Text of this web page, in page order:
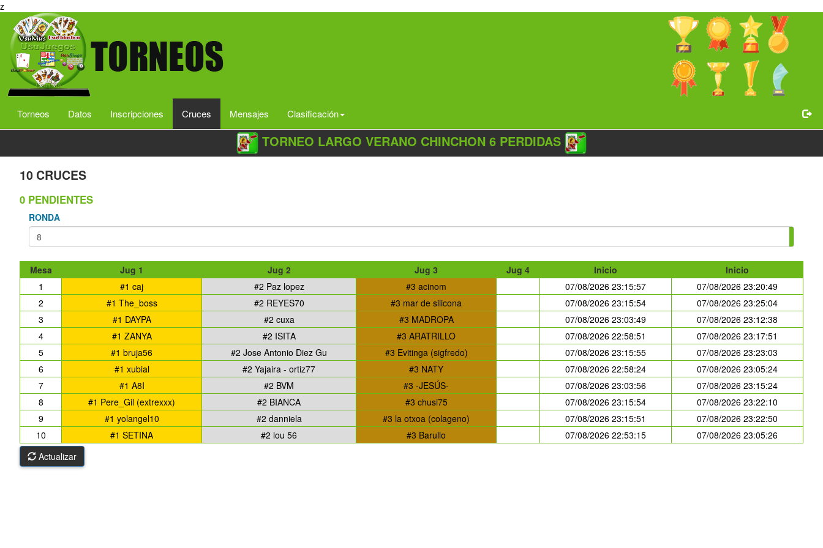
z
Torneos Datos Inscripciones Cruces Mensajes Clasificación
TORNEO LARGO VERANO CHINCHON 6 PERDIDAS
10 CRUCES
0 PENDIENTES
RONDA
Mesa Jug 1 Jug 2 Jug 3 Jug 4 Inicio
Inicio
1
#1 caj #2 Paz lopez #3 acinom 07/08/2026 23:15:57
07/08/2026 23:20:49
2
#1 The_boss #2 REYES70 #3 mar de silicona 07/08/2026 23:15:54
07/08/2026 23:25:04
3
#1 DAYPA #2 cuxa #3 MADROPA 07/08/2026 23:03:49
07/08/2026 23:12:38
4
#1 ZANYA #2 ISITA #3 ARATRILLO 07/08/2026 22:58:51
07/08/2026 23:17:51
5
#1 bruja56 #2 Jose Antonio Diez Gu #3 Evitinga (sigfredo) 07/08/2026 23:15:55
07/08/2026 23:23:03
6
#1 xubial #2 Yajaira - ortiz77 #3 NATY 07/08/2026 22:58:24
07/08/2026 23:05:24
7
#1 A8I #2 BVM #3 -JESÚS- 07/08/2026 23:03:56
07/08/2026 23:15:24
8
#1 Pere_Gil (extrexxx) #2 BIANCA #3 chusi75 07/08/2026 23:15:54
07/08/2026 23:22:10
9
#1 yolangel10 #2 danniela #3 la otxoa (colageno) 07/08/2026 23:15:51
07/08/2026 23:22:50
10
#1 SETINA #2 lou 56 #3 Barullo 07/08/2026 22:53:15
07/08/2026 23:05:26
Actualizar